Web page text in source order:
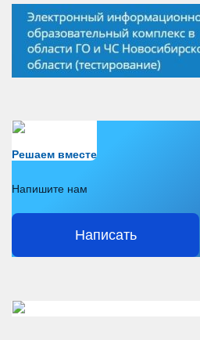
Решаем вместе
Напишите нам
Написать